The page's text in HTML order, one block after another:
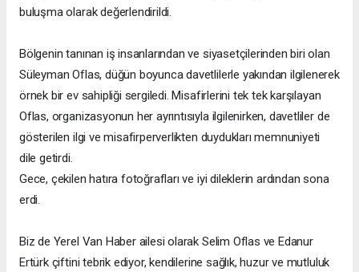
buluşma olarak değerlendirildi.
Bölgenin tanınan iş insanlarından ve siyasetçilerinden biri olan
Süleyman Oflas, düğün boyunca davetlilerle yakından ilgilenerek
örnek bir ev sahipliği sergiledi. Misafirlerini tek tek karşılayan
Oflas, organizasyonun her ayrıntısıyla ilgilenirken, davetliler de
gösterilen ilgi ve misafirperverlikten duydukları memnuniyeti
dile getirdi.
Gece, çekilen hatıra fotoğrafları ve iyi dileklerin ardından sona
erdi.
Biz de Yerel Van Haber ailesi olarak Selim Oflas ve Edanur
Ertürk çiftini tebrik ediyor, kendilerine sağlık, huzur ve mutluluk